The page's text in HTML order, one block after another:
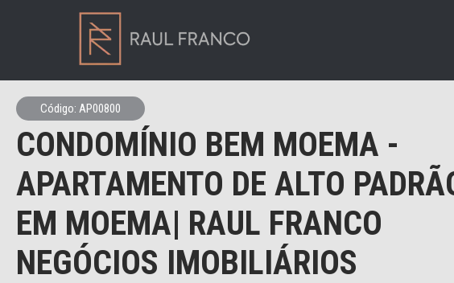
Código: AP00800
CONDOMÍNIO BEM MOEMA -
APARTAMENTO DE ALTO
EM MOEMA| RAUL FRANCO
NEGÓCIOS IMOBILIÁRIOS